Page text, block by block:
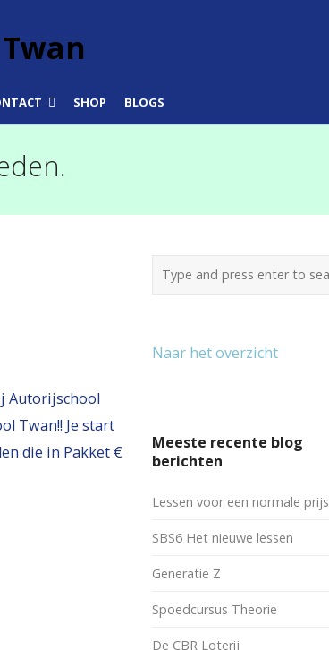
SHOP BLOGS
Autorijschool
Twan!! Je start
die in Pakket €
Naar het overzicht
Meeste recente blog
berichten
Lessen voor een normale prijs
SBS6 Het nieuwe lessen
Generatie Z
Spoedcursus Theorie
De CBR Loterij